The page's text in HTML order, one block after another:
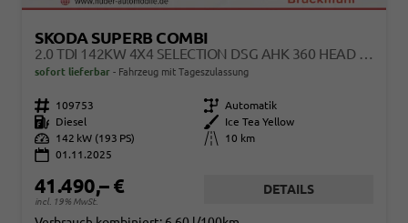
SKODA SUPERB COMBI
2.0 TDI 142KW 4X4 SELECTION DSG AHK 360 HEAD UP
sofort lieferbar Fahrzeug mit Tageszulassung
Fahrzeugnr. 109753 Getriebe Automatik
Kraftstoff
Diesel Außenfarbe
Ice Tea Yellow
Leistung
142 kW (193 PS) Kilometerstand
10 km
01.11.2025
41.490,– €
incl. 19% MwSt.
DETAILS